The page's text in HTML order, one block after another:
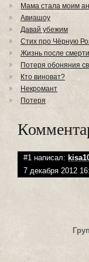
Мама стала моим
Авиашоу
Давай убежим
Стих про Чёрную
Жизнь после смерти
Потеря обоняния
Кто виноват?
Некромант
Потеря
#1 написал:
7 декабря 2012